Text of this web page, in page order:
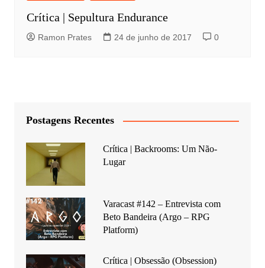
Crítica | Sepultura Endurance
Ramon Prates 24 de junho de 2017 0
Postagens Recentes
Crítica | Backrooms: Um Não-
Lugar
Varacast #142 – Entrevista com
Beto Bandeira (Argo – RPG
Platform)
Crítica | Obsessão (Obsession)